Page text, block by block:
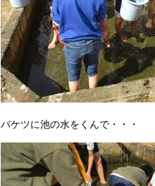
バケツに池の水をくんで・・・